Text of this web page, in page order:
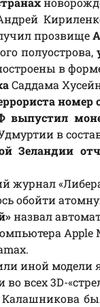
прозвище
полуострова,
в
Саддама
номер
выпустил
в
Зеландии
журнал
обойти
назвал
иной модели
всех 3D-
Калашникова